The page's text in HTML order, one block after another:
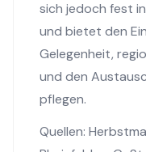
sich jedoch fest
und bietet den
Gelegenheit,
und den
pflegen.
Quellen: